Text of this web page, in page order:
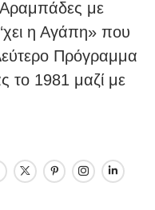
με
η Αγάπη» που
Πρόγραμμα
το 1981 μαζί με